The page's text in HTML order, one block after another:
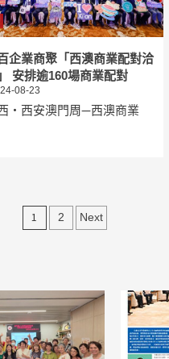
企業商聚「西澳商業配對洽
安排逾160場商業配對
08-23
西‧西安澳門周—西澳商業
文
頁
1 2 Next